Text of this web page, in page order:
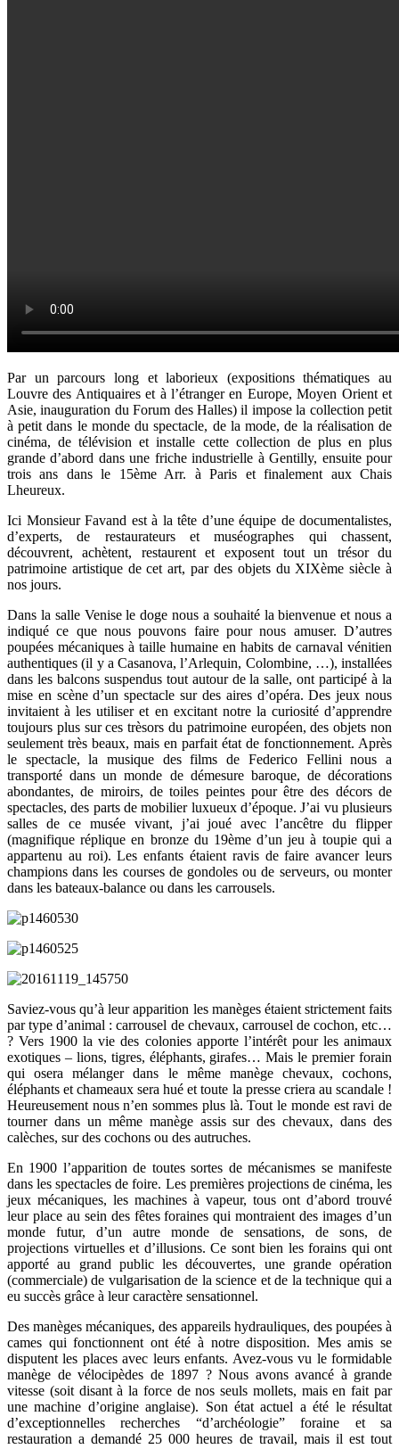
Par un parcours long et laborieux (expositions thématiques au
Louvre des Antiquaires et à l’étranger en Europe, Moyen Orient et
Asie, inauguration du Forum des Halles) il impose la collection petit
à petit dans le monde du spectacle, de la mode, de la réalisation de
cinéma, de télévision et installe cette collection de plus en plus
grande d’abord dans une friche industrielle à Gentilly, ensuite pour
trois ans dans le 15ème Arr. à Paris et finalement aux Chais
Lheureux.
Ici Monsieur Favand est à la tête d’une équipe de documentalistes,
d’experts, de restaurateurs et muséographes qui chassent,
découvrent, achètent, restaurent et exposent tout un trésor du
patrimoine artistique de cet art, par des objets du XIXème siècle à
nos jours.
Dans la salle Venise le doge nous a souhaité la bienvenue et nous a
indiqué ce que nous pouvons faire pour nous amuser. D’autres
poupées mécaniques à taille humaine en habits de carnaval vénitien
authentiques (il y a Casanova, l’Arlequin, Colombine, …), installées
dans les balcons suspendus tout autour de la salle, ont participé à la
mise en scène d’un spectacle sur des aires d’opéra. Des jeux nous
invitaient à les utiliser et en excitant notre la curiosité d’apprendre
toujours plus sur ces trèsors du patrimoine européen, des objets non
seulement très beaux, mais en parfait état de fonctionnement. Après
le spectacle, la musique des films de Federico Fellini nous a
transporté dans un monde de démesure baroque, de décorations
abondantes, de miroirs, de toiles peintes pour être des décors de
spectacles, des parts de mobilier luxueux d’époque. J’ai vu plusieurs
salles de ce musée vivant, j’ai joué avec l’ancêtre du flipper
(magnifique réplique en bronze du 19ème d’un jeu à toupie qui a
appartenu au roi). Les enfants étaient ravis de faire avancer leurs
champions dans les courses de gondoles ou de serveurs, ou monter
dans les bateaux-balance ou dans les carrousels.
Saviez-vous qu’à leur apparition les manèges étaient strictement faits
par type d’animal : carrousel de chevaux, carrousel de cochon, etc…
? Vers 1900 la vie des colonies apporte l’intérêt pour les animaux
exotiques – lions, tigres, éléphants, girafes… Mais le premier forain
qui osera mélanger dans le même manège chevaux, cochons,
éléphants et chameaux sera hué et toute la presse criera au scandale !
Heureusement nous n’en sommes plus là. Tout le monde est ravi de
tourner dans un même manège assis sur des chevaux, dans des
calèches, sur des cochons ou des autruches.
En 1900 l’apparition de toutes sortes de mécanismes se manifeste
dans les spectacles de foire. Les premières projections de cinéma, les
jeux mécaniques, les machines à vapeur, tous ont d’abord trouvé
leur place au sein des fêtes foraines qui montraient des images d’un
monde futur, d’un autre monde de sensations, de sons, de
projections virtuelles et d’illusions. Ce sont bien les forains qui ont
apporté au grand public les découvertes, une grande opération
(commerciale) de vulgarisation de la science et de la technique qui a
eu succès grâce à leur caractère sensationnel.
Des manèges mécaniques, des appareils hydrauliques, des poupées à
cames qui fonctionnent ont été à notre disposition. Mes amis se
disputent les places avec leurs enfants. Avez-vous vu le formidable
manège de vélocipèdes de 1897 ? Nous avons avancé à grande
vitesse (soit disant à la force de nos seuls mollets, mais en fait par
une machine d’origine anglaise). Son état actuel a été le résultat
d’exceptionnelles recherches “d’archéologie” foraine et sa
restauration a demandé 25 000 heures de travail, mais il est tout